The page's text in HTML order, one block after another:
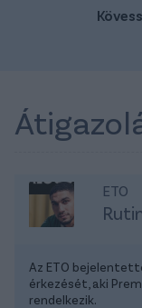
ETO
Az ETO
érkezését, aki
rendelkezik.